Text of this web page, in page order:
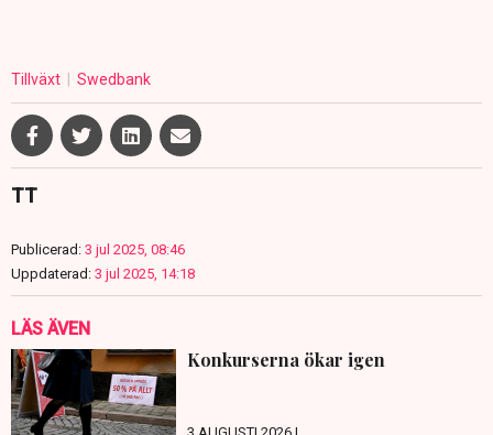
Tillväxt Swedbank
TT
Publicerad: 3 jul 2025, 08:46
Uppdaterad: 3 jul 2025, 14:18
LÄS ÄVEN
Konkurserna ökar igen